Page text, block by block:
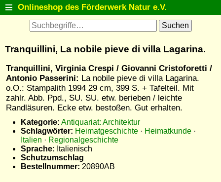
Onlineshop des Förderwerk Natur e.V.
Startseite
Postkarten
Natur entdecken
Tiermodelle
Fanartikel
Themenlisten
Detailsuche
Warenkorb
Tranquillini, La nobile pieve di villa Lagarina.
Tranquillini, Virginia Crespi / Giovanni Cristoforetti /
Antonio Passerini: La nobile pieve di villa Lagarina.
o.O.: Stampalith 1994 29 cm, 399 S. + Tafelteil. Mit
zahlr. Abb. Ppd., SU. SU. etw. berieben / leichte
Randläsuren. Ecke etw. bestoßen. Gut erhalten.
Kategorie: Antiquariat: Architektur
Schlagwörter: Heimatgeschichte · Heimatkunde ·
Italien · Regionalgeschichte
Sprache: Italienisch
Schutzumschlag
Bestellnummer: 20890AB